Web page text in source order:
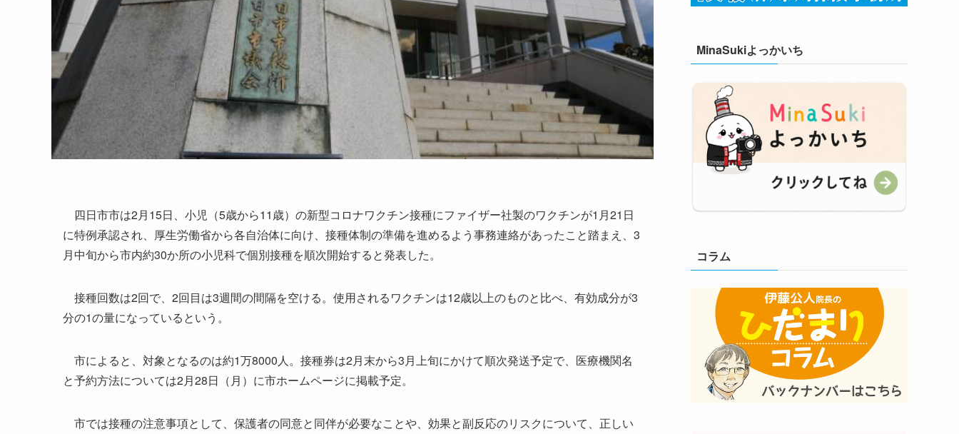
四日市市は2月15日、小児（5歳から11歳）の新型コロナワクチン接種にファイザー社製のワクチンが1月21日
に特例承認され、厚生労働省から各自治体に向け、接種体制の準備を進めるよう事務連絡があったこと踏まえ、3
月中旬から市内約30か所の小児科で個別接種を順次開始すると発表した。
接種回数は2回で、2回目は3週間の間隔を空ける。使用されるワクチンは12歳以上のものと比べ、有効成分が3
分の1の量になっているという。
市によると、対象となるのは約1万8000人。接種券は2月末から3月上旬にかけて順次発送予定で、医療機関名
と予約方法については2月28日（月）に市ホームページに掲載予定。
市では接種の注意事項として、保護者の同意と同伴が必要なことや、効果と副反応のリスクについて、正しい
MinaSukiよっかいち
コラム